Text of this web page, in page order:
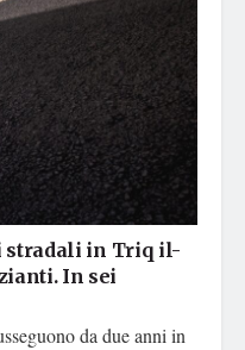
stradali in Triq il-
In sei
da due anni in